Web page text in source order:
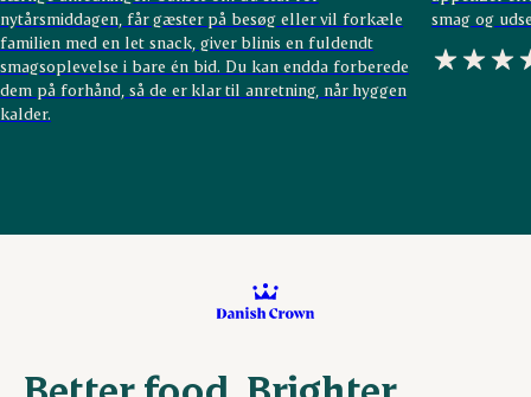
nytårsmiddagen, får gæster på besøg eller vil forkæle
familien med en let snack, giver blinis en fuldendt
smagsoplevelse i bare én bid. Du kan endda forberede
dem på forhånd, så de er klar til anretning, når hyggen
kalder.
smag og